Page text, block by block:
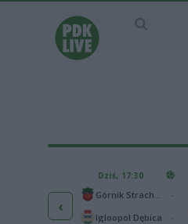
‹
65
25
Dziś, 17:30
Igloopol Dębica